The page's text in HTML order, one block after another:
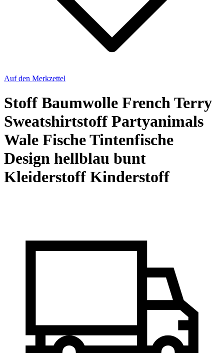
Auf den Merkzettel
Stoff Baumwolle French Terry
Sweatshirtstoff Partyanimals
Wale Fische Tintenfische
Design hellblau bunt
Kleiderstoff Kinderstoff